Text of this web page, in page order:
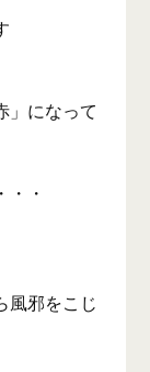
」になって
・
風邪をこじ